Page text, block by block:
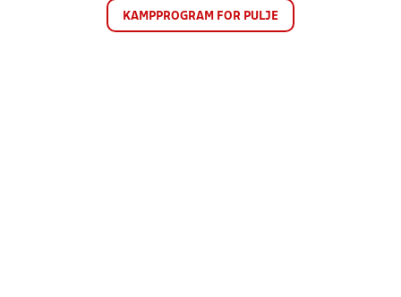
KAMPPROGRAM FOR PULJE